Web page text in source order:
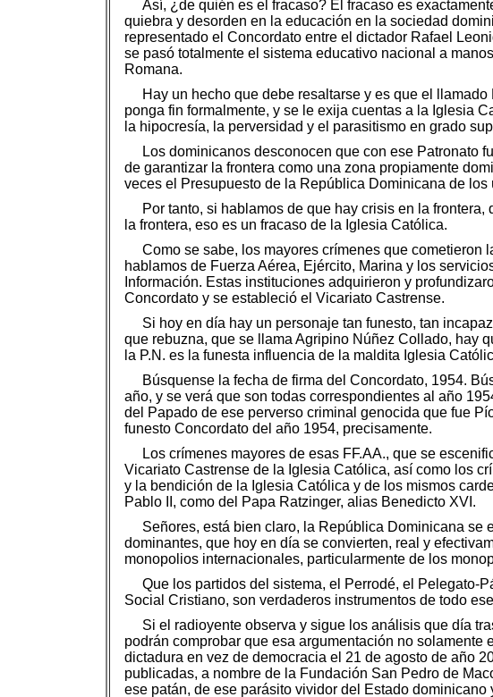
Así, ¿de quién es el fracaso? El fracaso es
quiebra y desorden en la educación en la sociedad
representado el Concordato entre el dictador Rafael
se pasó totalmente el sistema educativo nacional a
Romana.
Hay un hecho que debe resaltarse y es que el
ponga fin formalmente, y se le exija cuentas a la Iglesia
la hipocresía, la perversidad y el parasitismo en grado
Los dominicanos desconocen que con ese Patronato
de garantizar la frontera como una zona propiamente
veces el Presupuesto de la República Dominicana de los
Por tanto, si hablamos de que hay crisis en la
la frontera, eso es un fracaso de la Iglesia Católica.
Como se sabe, los mayores crímenes que cometieron
hablamos de Fuerza Aérea, Ejército, Marina y los
Información. Estas instituciones adquirieron y
Concordato y se estableció el Vicariato Castrense.
Si hoy en día hay un personaje tan funesto, tan
que rebuzna, que se llama Agripino Núñez Collado, hay
la P.N. es la funesta influencia de la maldita Iglesia
Búsquense la fecha de firma del Concordato, 1954.
año, y se verá que son todas correspondientes al año
del Papado de ese perverso criminal genocida que fue
funesto Concordato del año 1954, precisamente.
Los crímenes mayores de esas FF.AA., que se
Vicariato Castrense de la Iglesia Católica, así como los
y la bendición de la Iglesia Católica y de los mismos
Pablo II, como del Papa Ratzinger, alias Benedicto XVI.
Señores, está bien claro, la República Dominicana se
dominantes, que hoy en día se convierten, real y
monopolios internacionales, particularmente de los
Que los partidos del sistema, el Perrodé, el Pelegato-
Social Cristiano, son verdaderos instrumentos de todo
Si el radioyente observa y sigue los análisis que día
podrán comprobar que esa argumentación no
dictadura en vez de democracia el 21 de agosto de año
publicadas, a nombre de la Fundación San Pedro de
ese patán, de ese parásito vividor del Estado